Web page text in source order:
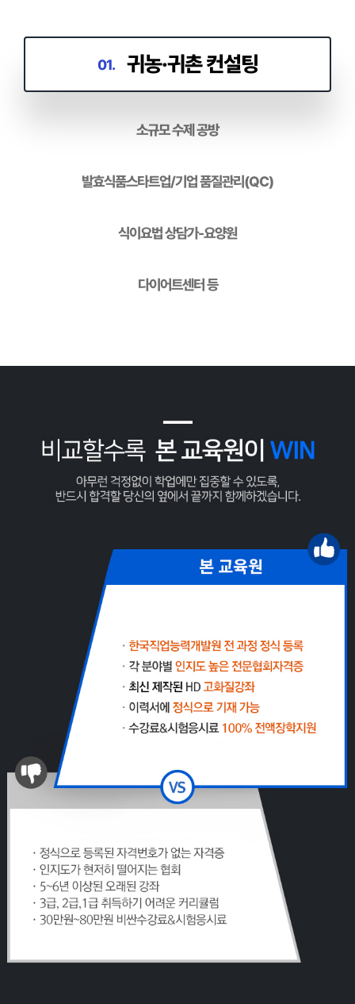
01. 귀농·귀촌 컨설팅
소규모 수제 공방
발효식품스타트업/기업 품질관리(QC)
식이요법 상담가-요양원
다이어트센터 등